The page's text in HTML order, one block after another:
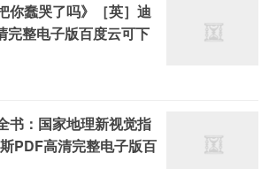
你蠢哭了吗》［英］迪
完整电子版百度云可下
书：国家地理新视觉指
PDF高清完整电子版百